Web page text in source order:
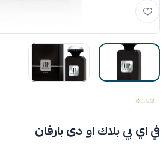
في اي بي بلاك او دى بارفان